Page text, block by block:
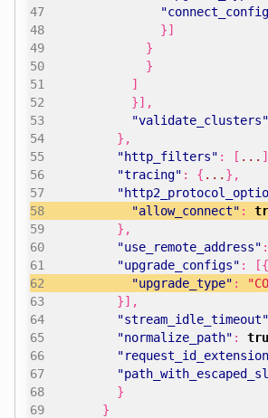
}]
}
}
]
}],
"validate_clusters"
},
"http_filters" : [ ...
"tracing" : { ... },
"allow_connect" :
},
"use_remote_address" :
"upgrade_configs" :
[{
"upgrade_type" :
}],
"stream_idle_timeout"
"normalize_path" :
}
}